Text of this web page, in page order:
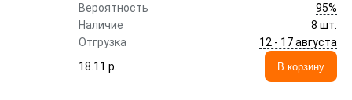
Вероятность
95%
Наличие
8 шт.
Отгрузка
12 - 17 августа
18.11 p.
В корзину